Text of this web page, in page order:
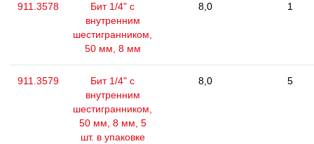
911.3578
Бит 1/4" с
внутренним
шестигранником,
50 мм, 8 мм
8,0 1
911.3579
Бит 1/4" с
внутренним
шестигранником,
50 мм, 8 мм, 5
шт. в упаковке
8,0 5